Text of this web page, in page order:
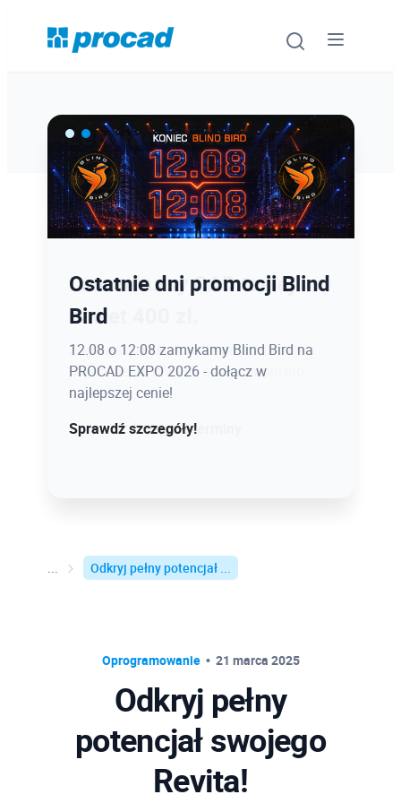
Ostatnie dni promocji Blind
Bird
12.08 o 12:08 zamykamy Blind Bird na
PROCAD EXPO 2026 - dołącz w
najlepszej cenie!
Sprawdź szczegóły!
Latem kursy CAD taniej
nawet 400 zł.
Zapisz się do końca sierpnia z rabatem
na szkolenia otwarte stacjonarnie lub
online!
Sprawdź dostępne terminy
Odkryj pełny potencjał ...
Oprogramowanie 21 marca 2025
Odkryj pełny
potencjał swojego
Revita!
Oprogramowanie
Szkolenia
Urządzenia i serwis